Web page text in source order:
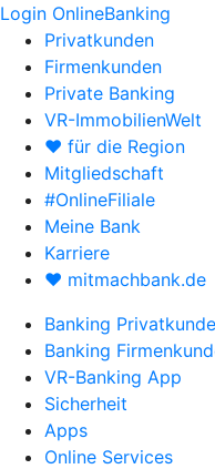
Login OnlineBanking
Privatkunden
Firmenkunden
Private Banking
VR-ImmobilienWelt
♥ für die Region
Mitgliedschaft
#OnlineFiliale
Meine Bank
Karriere
♥ mitmachbank.de
Banking
Banking
VR-Banking App
Sicherheit
Apps
Online Services